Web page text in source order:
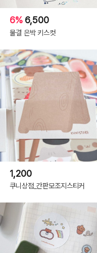
6% 6,500
물결 은박 키스컷
1,200
쿠니상점_간판모조지스티커